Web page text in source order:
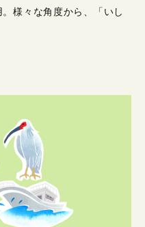
。様々な角度から、「いし